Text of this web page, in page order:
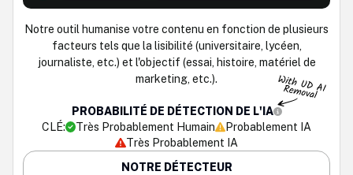
Notre outil humanise votre contenu en fonction de plusieurs
facteurs tels que la lisibilité (universitaire, lycéen,
journaliste, etc.) et l'objectif (essai, histoire, matériel de
marketing, etc.).
PROBABILITÉ DE DÉTECTION DE L'IA
CLÉ:
Très Probablement Humain
Probablement IA
Très Probablement IA
NOTRE DÉTECTEUR